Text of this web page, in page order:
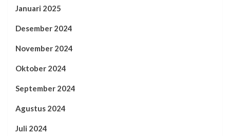
Januari 2025
Desember 2024
November 2024
Oktober 2024
September 2024
Agustus 2024
Juli 2024